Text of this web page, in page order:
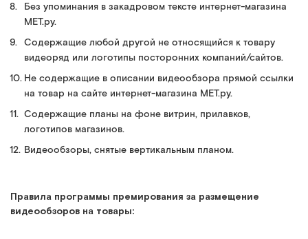
Без упоминания в закадровом тексте интернет-магазина
МЕТ.ру.
Содержащие любой другой не относящийся к товару
видеоряд или логотипы посторонних компаний/сайтов.
Не содержащие в описании видеообзора прямой ссылки
на товар на сайте интернет-магазина МЕТ.ру.
Содержащие планы на фоне витрин, прилавков,
логотипов магазинов.
Видеообзоры, снятые вертикальным планом.
Правила программы премирования за размещение
видеообзоров на товары: